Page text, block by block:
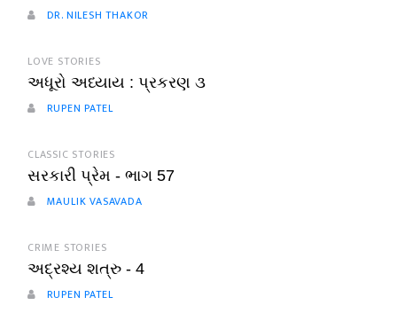
DR. NILESH THAKOR
LOVE STORIES
અધૂરો અધ્યાય : પ્રકરણ ૩
RUPEN PATEL
CLASSIC STORIES
સરકારી પ્રેમ - ભાગ 57
MAULIK VASAVADA
CRIME STORIES
અદ્રશ્ય શત્રુ - 4
RUPEN PATEL